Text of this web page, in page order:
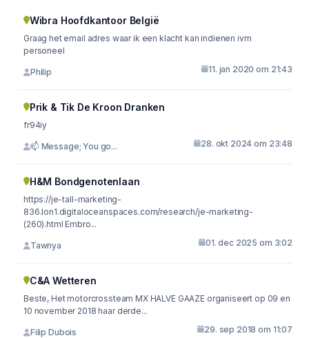
Wibra Hoofdkantoor België
Graag het email adres waar ik een klacht kan indienen ivm
personeel
Philip 11. jan 2020 om 21:43
Prik & Tik De Kroon Dranken
fr94iy
📫 Message; You go... 28. okt 2024 om 23:48
H&M Bondgenotenlaan
https://je-tall-marketing-
836.lon1.digitaloceanspaces.com/research/je-marketing-
(260).html Embro...
Tawnya 01. dec 2025 om 3:02
C&A Wetteren
Beste, Het motorcrossteam MX HALVE GAAZE organiseert op 09 en
10 november 2018 haar derde...
Filip Dubois 29. sep 2018 om 11:07